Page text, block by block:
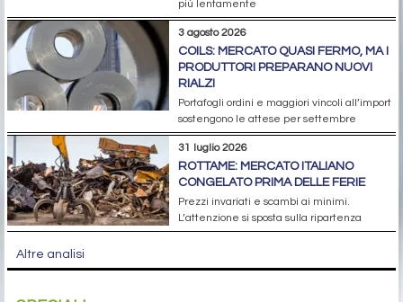
più lentamente
3 agosto 2026
COILS: MERCATO QUASI FERMO, MA I
PRODUTTORI PREPARANO NUOVI
RIALZI
Portafogli ordini e maggiori vincoli all’import
sostengono le attese per settembre
31 luglio 2026
ROTTAME: MERCATO ITALIANO
CONGELATO PRIMA DELLE FERIE
Prezzi invariati e scambi ai minimi.
L’attenzione si sposta sulla ripartenza
Altre analisi